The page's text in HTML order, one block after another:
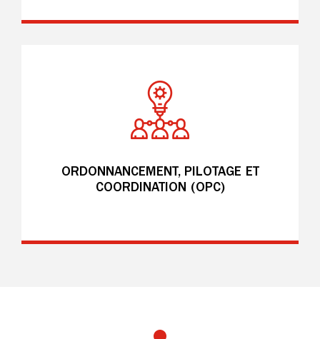
ORDONNANCEMENT, PILOTAGE ET
COORDINATION (OPC)